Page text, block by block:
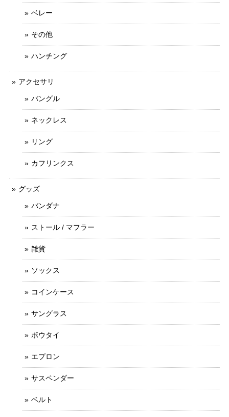
ベレー
その他
ハンチング
アクセサリ
バングル
ネックレス
リング
カフリンクス
グッズ
バンダナ
ストール / マフラー
雑貨
ソックス
コインケース
サングラス
ボウタイ
エプロン
サスペンダー
ベルト